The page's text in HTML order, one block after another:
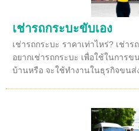
เช่ารถกระบะขับเอง
เช่ารถกระบะ ราคาเท่าไหร่? เช่า
อยากเช่ารถกระบะ เพื่อใช้ในการ
บ้านหรือ จะใช้ทำงานในธุรกิจขนส่